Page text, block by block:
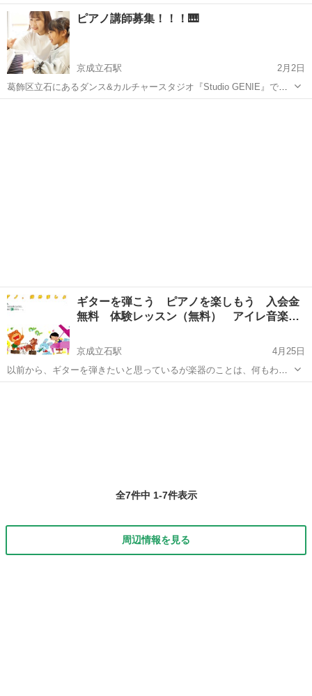
がら、しっかり上達できるレッスンを行っています！ 🎹 ピアノ 🥁
リズムトレーニング 🎤 子供ボイズ ファゴット 音楽理論 遊びを...
東京 葛飾区 京成立石駅 初心者
ピアノ講師募集！！！🎹
京成立石駅
2月2日
葛飾区立石にあるダンス&カルチャースタジオ『Studio GENIE』で
す。 当スタジオでは、 一緒にスタジオを盛り上げてくれる 『ピアノ
ギターを弾こう ピアノを楽しもう 入会金
無料 体験レッスン（無料） アイレ音楽…
京成立石駅
4月25日
以前から、ギターを弾きたいと思っているが楽器のことは、何もわか
らないと言う方、気軽に 無料体験レッスンをご利用ください。まだ楽
全7件中 1-7件表示
周辺情報を見る